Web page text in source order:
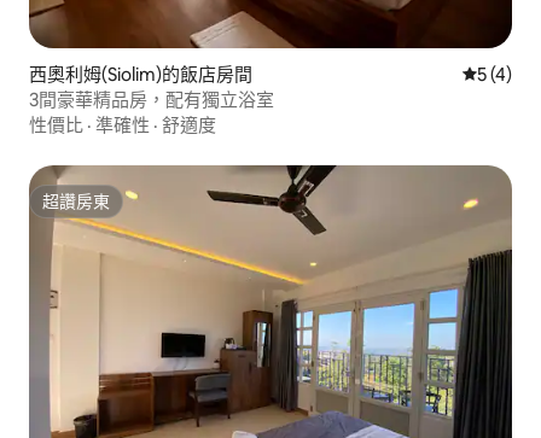
西奧利姆(Siolim)的飯店房間 從 4 則評
5 (4)
3間豪華精品房，配有獨立浴室
性價比 · 準確性 · 舒適度
超讚房東
超讚房東